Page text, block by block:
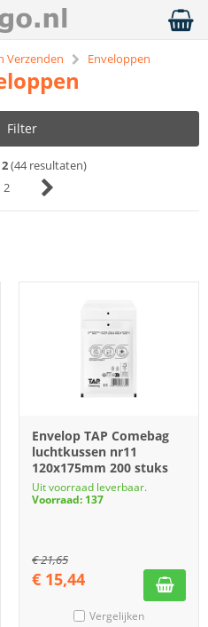
Verzenden Enveloppen
Filter
2(44 resultaten)
2
Envelop TAP Comebag
luchtkussen nr11
120x175mm 200 stuks
Uit voorraad leverbaar.
Voorraad: 137
€21,65
€ 15,44
Vergelijken